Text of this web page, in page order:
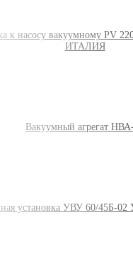
к насосу вакуумному PV
ИТАЛИЯ
Вакуумный агрегат
установка УВУ 60/45Б-